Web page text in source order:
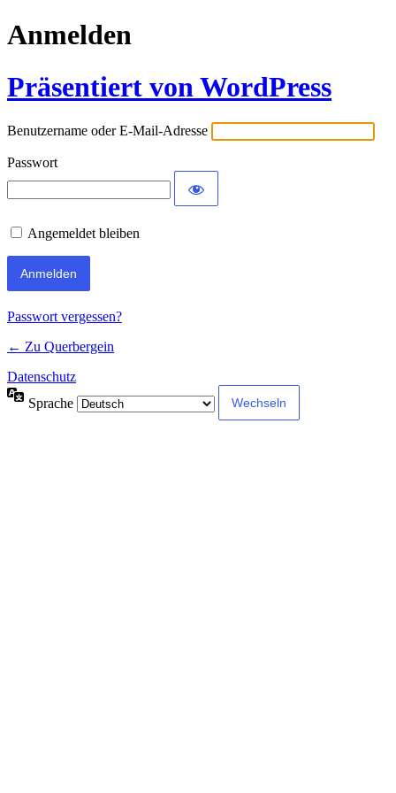
Anmelden
Präsentiert von WordPress
Benutzername oder E-Mail-Adresse
Passwort
Angemeldet bleiben
Passwort vergessen?
← Zu Querbergein
Datenschutz
Sprache